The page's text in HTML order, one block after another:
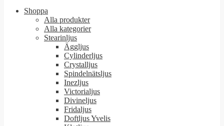
Shoppa
Alla produkter
Alla kategorier
Stearinljus
Äggljus
Cylinderljus
Crystalljus
Spindelnätsljus
Inezljus
Victorialjus
Divineljus
Fridaljus
Doftljus Yvelis